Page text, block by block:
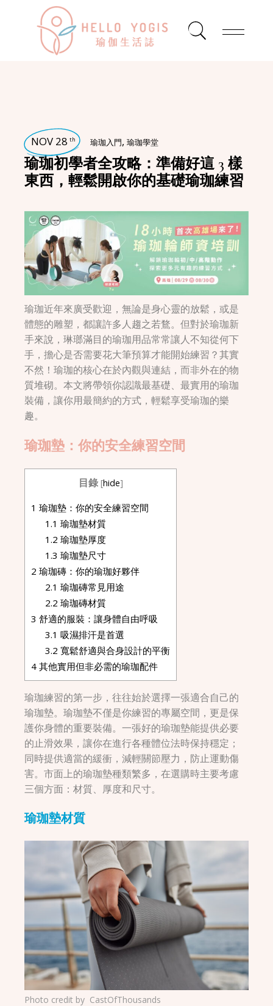
NOV 28 th 瑜珈入門,瑜珈學堂
瑜珈初學者全攻略：準備好這 3 樣
東西，輕鬆開啟你的基礎瑜珈練習
瑜珈近年來廣受歡迎，無論是身心靈的放鬆，或是
體態的雕塑，都讓許多人趨之若鶩。但對於瑜珈新
手來說，琳瑯滿目的瑜珈用品常常讓人不知從何下
手，擔心是否需要花大筆預算才能開始練習？其實
不然！瑜珈的核心在於內觀與連結，而非外在的物
質堆砌。本文將帶領你認識最基礎、最實用的瑜珈
裝備，讓你用最簡約的方式，輕鬆享受瑜珈的樂
趣。
瑜珈墊：你的安全練習空間
目錄 [hide]
1 瑜珈墊：你的安全練習空間
1.1 瑜珈墊材質
1.2 瑜珈墊厚度
1.3 瑜珈墊尺寸
2 瑜珈磚：你的瑜珈好夥伴
2.1 瑜珈磚常見用途
2.2 瑜珈磚材質
3 舒適的服裝：讓身體自由呼吸
3.1 吸濕排汗是首選
3.2 寬鬆舒適與合身設計的平衡
4 其他實用但非必需的瑜珈配件
瑜珈練習的第一步，往往始於選擇一張適合自己的
瑜珈墊。瑜珈墊不僅是你練習的專屬空間，更是保
護你身體的重要裝備。一張好的瑜珈墊能提供必要
的止滑效果，讓你在進行各種體位法時保持穩定；
同時提供適當的緩衝，減輕關節壓力，防止運動傷
害。市面上的瑜珈墊種類繁多，在選購時主要考慮
三個方面：材質、厚度和尺寸。
瑜珈墊材質
Photo credit by CastOfThousands